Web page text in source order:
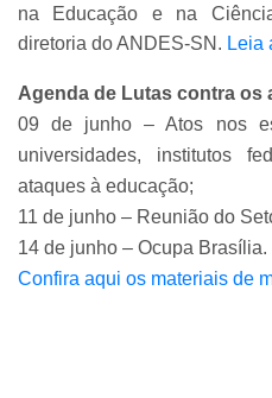
na Educação e na
diretoria do ANDES-SN. Leia
Agenda de Lutas contra os
09 de junho – Atos nos
universidades, institutos
ataques à educação;
11 de junho – Reunião do
14 de junho – Ocupa Brasília.
Confira aqui os materiais de